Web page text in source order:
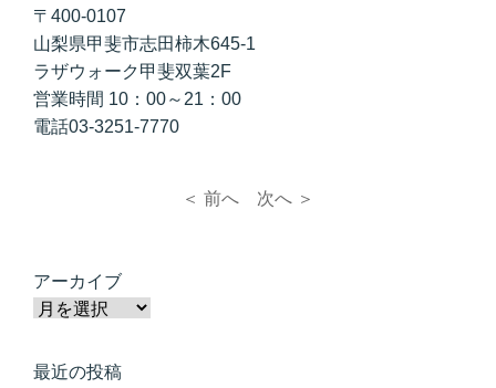
〒400-0107
山梨県甲斐市志田柿木645-1
ラザウォーク甲斐双葉2F
営業時間 10：00～21：00
電話03-3251-7770
＜ 前へ 次へ ＞
アーカイブ
最近の投稿